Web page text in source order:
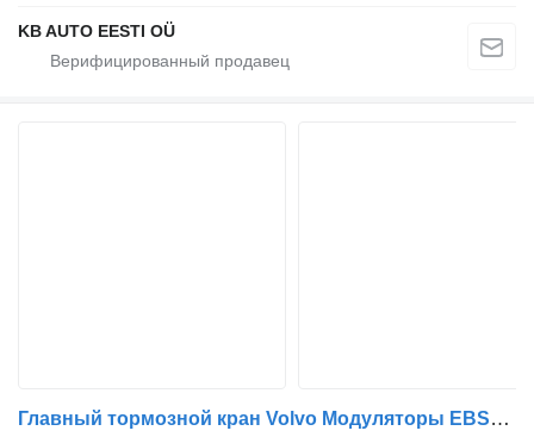
KB AUTO EESTI OÜ
Главный тормозной кран Volvo Модуляторы EBS20428938 20570906 20828237 5801290649 7420570906 7 для грузовика Volvo VOLVO, IVECO.RVI